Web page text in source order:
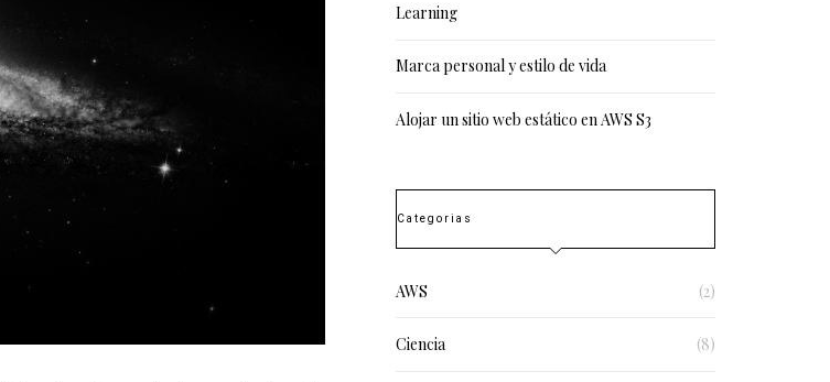
Learning
Marca personal y estilo de vida
Alojar un sitio web estático en AWS S3
Categorias
AWS (2)
Ciencia (8)